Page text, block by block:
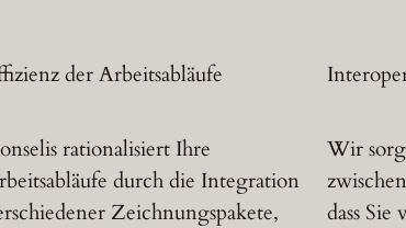
der Arbeitsabläufe
rationalisiert Ihre
durch die Integration
Zeichnungspakete,
Wir
dass